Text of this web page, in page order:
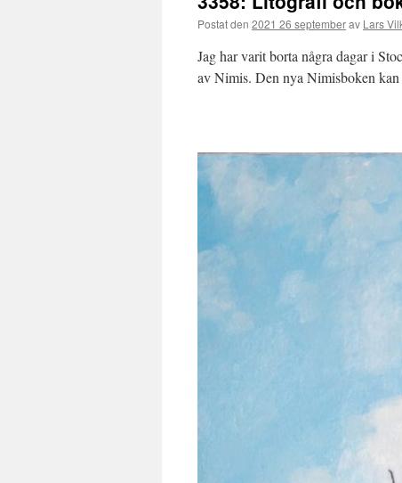
Postat den 2021 26 septemberav Lars
Jag har varit borta några dagar i
av Nimis. Den nya Nimisboken kan